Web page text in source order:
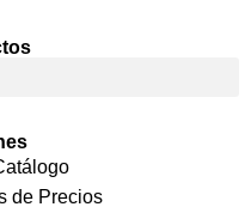
de Precios